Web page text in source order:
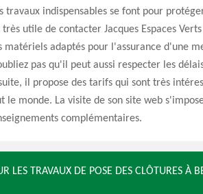
travaux indispensables se font pour
très utile de contacter Jacques Espaces
matériels adaptés pour l'assurance d'une
pas qu'il peut aussi respecter les
il propose des tarifs qui sont très
le monde. La visite de son site web
complémentaires.
LES TRAVAUX DE POSE DES CLÔTURES À